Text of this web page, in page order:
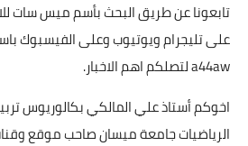
تابعونا عن طريق البحث بأسم ميس سات
على تليجرام ويوتيوب وعلى الفيسبوك
a44aw لتصلكم اهم الاخبار.
اخوكم أستاذ علي المالكي بكالوريوس
الرياضيات جامعة ميسان صاحب موقع